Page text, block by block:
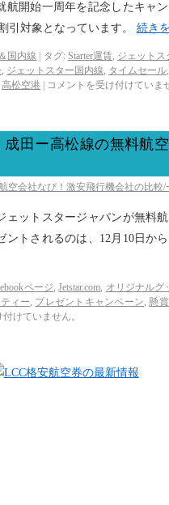
航開始一周年を記念したキャ
引対象となっています。 続き
国内線 タグ: Starter運賃, ジェットス
, ジェットスター国内線, タイムセール,
高松空港 コメントを受け付けていま
田ー高松線の無料航
空会社なび！激安飛行機会社の比較/
ェットスタージャパンが無料
トされるのは、12月10日か
ページ,Jetstar.com, オリジナルグ
ィー, プレゼントキャンペーン,懸
けていません。